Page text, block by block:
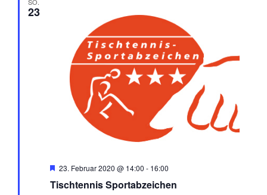
23
Tischtennis Sportabzeichen
Hervorgehoben
23. Februar 2020 @ 14:00 - 16:00